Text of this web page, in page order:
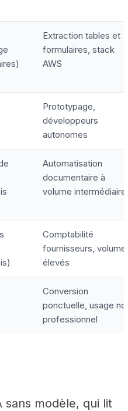
Extraction tables et
formulaires, stack
AWS
Prototypage,
développeurs
autonomes
Automatisation
documentaire à
volume intermédiaire
Comptabilité
fournisseurs, volumes
élevés
Conversion
ponctuelle, usage non
professionnel
sans modèle, qui lit